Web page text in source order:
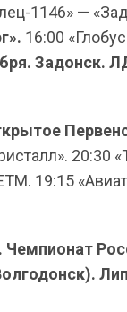
1146» —
16:00
Задонск.
20:30
19:15